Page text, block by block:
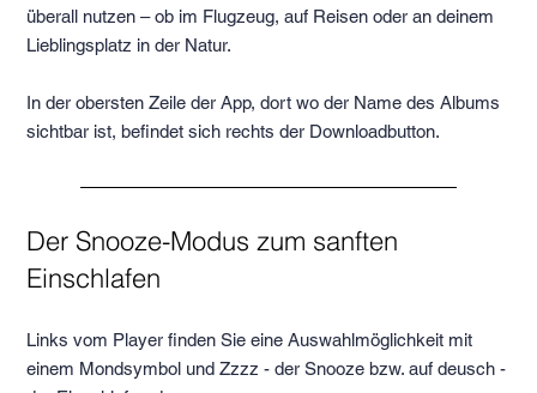
überall nutzen – ob im Flugzeug, auf Reisen oder an deinem
Lieblingsplatz in der Natur.
In der obersten Zeile der App, dort wo der Name des Albums
sichtbar ist, befindet sich rechts der Downloadbutton.
Der Snooze-Modus zum sanften
Einschlafen
Links vom Player finden Sie eine Auswahlmöglichkeit mit
einem Mondsymbol und Zzzz - der Snooze bzw. auf deusch -